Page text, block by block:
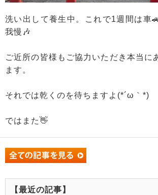
洗い出して養生中。これで1週間は車
我慢🎶
ご近所の皆様もご協力いただき本当に
ます。
それでは乾くのを待ちますよ(*´ω｀*)
ではまた👋
【最近の記事】